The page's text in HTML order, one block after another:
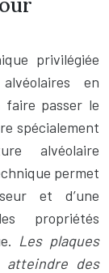
privilégiée
en
faire passer le
spécialement
alvéolaire
permet
et d’une
propriétés
Les plaques
atteindre des